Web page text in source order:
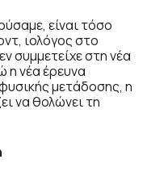
είναι τόσο
ιολόγος στο
συμμετείχε στη νέα
η νέα έρευνα
μετάδοσης, η
να θολώνει τη